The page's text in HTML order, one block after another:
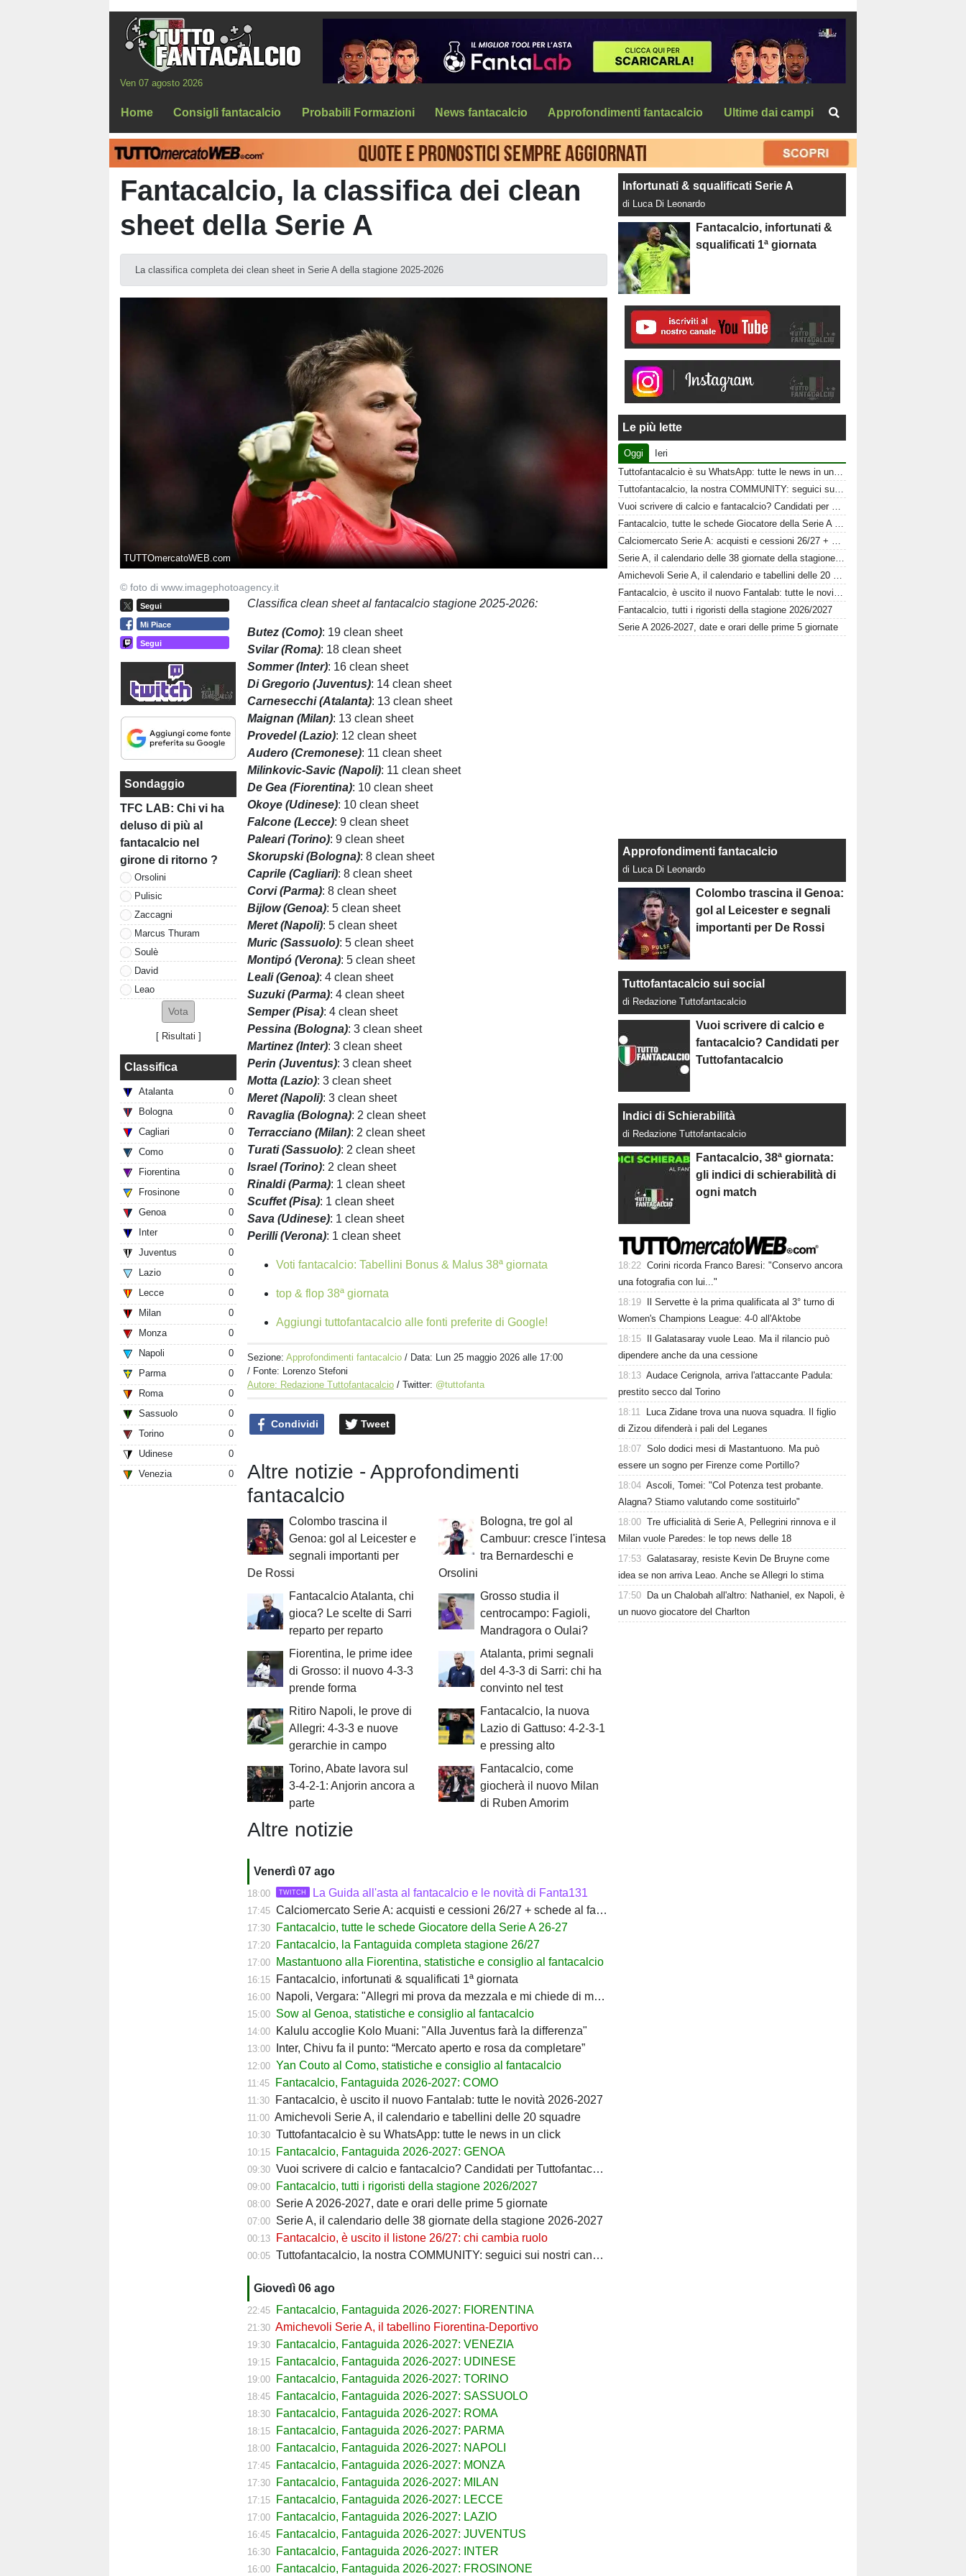
Ven 07 agosto 2026
Home Consigli fantacalcio Probabili Formazioni News fantacalcio Approfondimenti fantacalcio Ultime dai campi
Fantacalcio, la classifica dei clean
sheet della Serie A
La classifica completa dei clean sheet in Serie A della stagione 2025-2026
TUTTOmercatoWEB.com
© foto di www.imagephotoagency.it
Segui
Mi Piace
Segui
Sondaggio
TFC LAB: Chi vi ha
deluso di più al
fantacalcio nel
girone di ritorno ?
Orsolini
Pulisic
Zaccagni
Marcus Thuram
Soulè
David
Leao
[ Risultati ]
Classifica
Atalanta
0
Bologna
0
Cagliari
0
Como
0
Fiorentina
0
Frosinone
0
Genoa
0
Inter
0
Juventus
0
Lazio
0
Lecce
0
Milan
0
Monza
0
Napoli
0
Parma
0
Roma
0
Sassuolo
0
Torino
0
Udinese
0
Venezia
0
Classifica clean sheet al fantacalcio stagione 2025-2026:
Butez (Como): 19 clean sheet
Svilar (Roma): 18 clean sheet
Sommer (Inter): 16 clean sheet
Di Gregorio (Juventus): 14 clean sheet
Carnesecchi (Atalanta): 13 clean sheet
Maignan (Milan): 13 clean sheet
Provedel (Lazio): 12 clean sheet
Audero (Cremonese): 11 clean sheet
Milinkovic-Savic (Napoli): 11 clean sheet
De Gea (Fiorentina): 10 clean sheet
Okoye (Udinese): 10 clean sheet
Falcone (Lecce): 9 clean sheet
Paleari (Torino): 9 clean sheet
Skorupski (Bologna): 8 clean sheet
Caprile (Cagliari): 8 clean sheet
Corvi (Parma): 8 clean sheet
Bijlow (Genoa): 5 clean sheet
Meret (Napoli): 5 clean sheet
Muric (Sassuolo): 5 clean sheet
Montipó (Verona): 5 clean sheet
Leali (Genoa): 4 clean sheet
Suzuki (Parma): 4 clean sheet
Semper (Pisa): 4 clean sheet
Pessina (Bologna): 3 clean sheet
Martinez (Inter): 3 clean sheet
Perin (Juventus): 3 clean sheet
Motta (Lazio): 3 clean sheet
Meret (Napoli): 3 clean sheet
Ravaglia (Bologna): 2 clean sheet
Terracciano (Milan): 2 clean sheet
Turati (Sassuolo): 2 clean sheet
Israel (Torino): 2 clean sheet
Rinaldi (Parma): 1 clean sheet
Scuffet (Pisa): 1 clean sheet
Sava (Udinese): 1 clean sheet
Perilli (Verona): 1 clean sheet
Voti fantacalcio: Tabellini Bonus & Malus 38ª giornata
top & flop 38ª giornata
Aggiungi tuttofantacalcio alle fonti preferite di Google!
Sezione:Approfondimenti fantacalcio / Data: Lun 25 maggio 2026 alle 17:00
/ Fonte: Lorenzo Stefoni
Autore: Redazione Tuttofantacalcio / Twitter: @tuttofanta
Condividi Tweet
Altre notizie - Approfondimenti
fantacalcio
Colombo trascina il
Genoa: gol al Leicester e
segnali importanti per
De Rossi
Bologna, tre gol al
Cambuur: cresce l'intesa
tra Bernardeschi e
Orsolini
Fantacalcio Atalanta, chi
gioca? Le scelte di Sarri
reparto per reparto
Grosso studia il
centrocampo: Fagioli,
Mandragora o Oulai?
Fiorentina, le prime idee
di Grosso: il nuovo 4-3-3
prende forma
Atalanta, primi segnali
del 4-3-3 di Sarri: chi ha
convinto nel test
Ritiro Napoli, le prove di
Allegri: 4-3-3 e nuove
gerarchie in campo
Fantacalcio, la nuova
Lazio di Gattuso: 4-2-3-1
e pressing alto
Torino, Abate lavora sul
3-4-2-1: Anjorin ancora a
parte
Fantacalcio, come
giocherà il nuovo Milan
di Ruben Amorim
Altre notizie
Venerdì 07 ago
18:00 TWITCH La Guida all'asta al fantacalcio e le novità di Fanta131
17:45 Calciomercato Serie A: acquisti e cessioni 26/27 + schede al fantacalcio
17:30 Fantacalcio, tutte le schede Giocatore della Serie A 26-27
17:20 Fantacalcio, la Fantaguida completa stagione 26/27
17:00 Mastantuono alla Fiorentina, statistiche e consiglio al fantacalcio
16:15 Fantacalcio, infortunati & squalificati 1ª giornata
16:00 Napoli, Vergara: "Allegri mi prova da mezzala e mi chiede di migliorare"
15:00 Sow al Genoa, statistiche e consiglio al fantacalcio
14:00 Kalulu accoglie Kolo Muani: "Alla Juventus farà la differenza"
13:00 Inter, Chivu fa il punto: “Mercato aperto e rosa da completare”
12:00 Yan Couto al Como, statistiche e consiglio al fantacalcio
11:45 Fantacalcio, Fantaguida 2026-2027: COMO
11:30 Fantacalcio, è uscito il nuovo Fantalab: tutte le novità 2026-2027
11:00 Amichevoli Serie A, il calendario e tabellini delle 20 squadre
10:30 Tuttofantacalcio è su WhatsApp: tutte le news in un click
10:15 Fantacalcio, Fantaguida 2026-2027: GENOA
09:30 Vuoi scrivere di calcio e fantacalcio? Candidati per Tuttofantacalcio
09:00 Fantacalcio, tutti i rigoristi della stagione 2026/2027
08:00 Serie A 2026-2027, date e orari delle prime 5 giornate
07:00 Serie A, il calendario delle 38 giornate della stagione 2026-2027
00:13 Fantacalcio, è uscito il listone 26/27: chi cambia ruolo
00:05 Tuttofantacalcio, la nostra COMMUNITY: seguici sui nostri canali social
Giovedì 06 ago
22:45 Fantacalcio, Fantaguida 2026-2027: FIORENTINA
21:30 Amichevoli Serie A, il tabellino Fiorentina-Deportivo
19:30 Fantacalcio, Fantaguida 2026-2027: VENEZIA
19:15 Fantacalcio, Fantaguida 2026-2027: UDINESE
19:00 Fantacalcio, Fantaguida 2026-2027: TORINO
18:45 Fantacalcio, Fantaguida 2026-2027: SASSUOLO
18:30 Fantacalcio, Fantaguida 2026-2027: ROMA
18:15 Fantacalcio, Fantaguida 2026-2027: PARMA
18:00 Fantacalcio, Fantaguida 2026-2027: NAPOLI
17:45 Fantacalcio, Fantaguida 2026-2027: MONZA
17:30 Fantacalcio, Fantaguida 2026-2027: MILAN
17:15 Fantacalcio, Fantaguida 2026-2027: LECCE
17:00 Fantacalcio, Fantaguida 2026-2027: LAZIO
16:45 Fantacalcio, Fantaguida 2026-2027: JUVENTUS
16:30 Fantacalcio, Fantaguida 2026-2027: INTER
16:00 Fantacalcio, Fantaguida 2026-2027: FROSINONE
Infortunati & squalificati Serie A
di Luca Di Leonardo
Fantacalcio, infortunati &
squalificati 1ª giornata
Le più lette
Oggi
Ieri
Tuttofantacalcio è su WhatsApp: tutte le news in un click
Tuttofantacalcio, la nostra COMMUNITY: seguici sui nostri canali social
Vuoi scrivere di calcio e fantacalcio? Candidati per Tuttofantacalcio
Fantacalcio, tutte le schede Giocatore della Serie A 26-27
Calciomercato Serie A: acquisti e cessioni 26/27 + schede al fantacalcio
Serie A, il calendario delle 38 giornate della stagione 2026-2027
Amichevoli Serie A, il calendario e tabellini delle 20 squadre
Fantacalcio, è uscito il nuovo Fantalab: tutte le novità 2026-2027
Fantacalcio, tutti i rigoristi della stagione 2026/2027
Serie A 2026-2027, date e orari delle prime 5 giornate
Approfondimenti fantacalcio
di Luca Di Leonardo
Colombo trascina il Genoa:
gol al Leicester e segnali
importanti per De Rossi
Tuttofantacalcio sui social
di Redazione Tuttofantacalcio
Vuoi scrivere di calcio e
fantacalcio? Candidati per
Tuttofantacalcio
Indici di Schierabilità
di Redazione Tuttofantacalcio
Fantacalcio, 38ª giornata:
gli indici di schierabilità di
ogni match
18:22 Corini ricorda Franco Baresi: "Conservo ancora
una fotografia con lui..."
18:19
Il Servette è la prima qualificata al 3° turno di
Women's Champions League: 4-0 all'Aktobe
18:15
Il Galatasaray vuole Leao. Ma il rilancio può
dipendere anche da una cessione
18:13 Audace Cerignola, arriva l'attaccante Padula:
prestito secco dal Torino
18:11
Luca Zidane trova una nuova squadra. Il figlio
di Zizou difenderà i pali del Leganes
18:07 Solo dodici mesi di Mastantuono. Ma può
essere un sogno per Firenze come Portillo?
18:04 Ascoli, Tomei: "Col Potenza test probante.
Alagna? Stiamo valutando come sostituirlo"
18:00 Tre ufficialità di Serie A, Pellegrini rinnova e il
Milan vuole Paredes: le top news delle 18
17:53 Galatasaray, resiste Kevin De Bruyne come
idea se non arriva Leao. Anche se Allegri lo stima
17:50
Da un Chalobah all'altro: Nathaniel, ex Napoli, è
un nuovo giocatore del Charlton